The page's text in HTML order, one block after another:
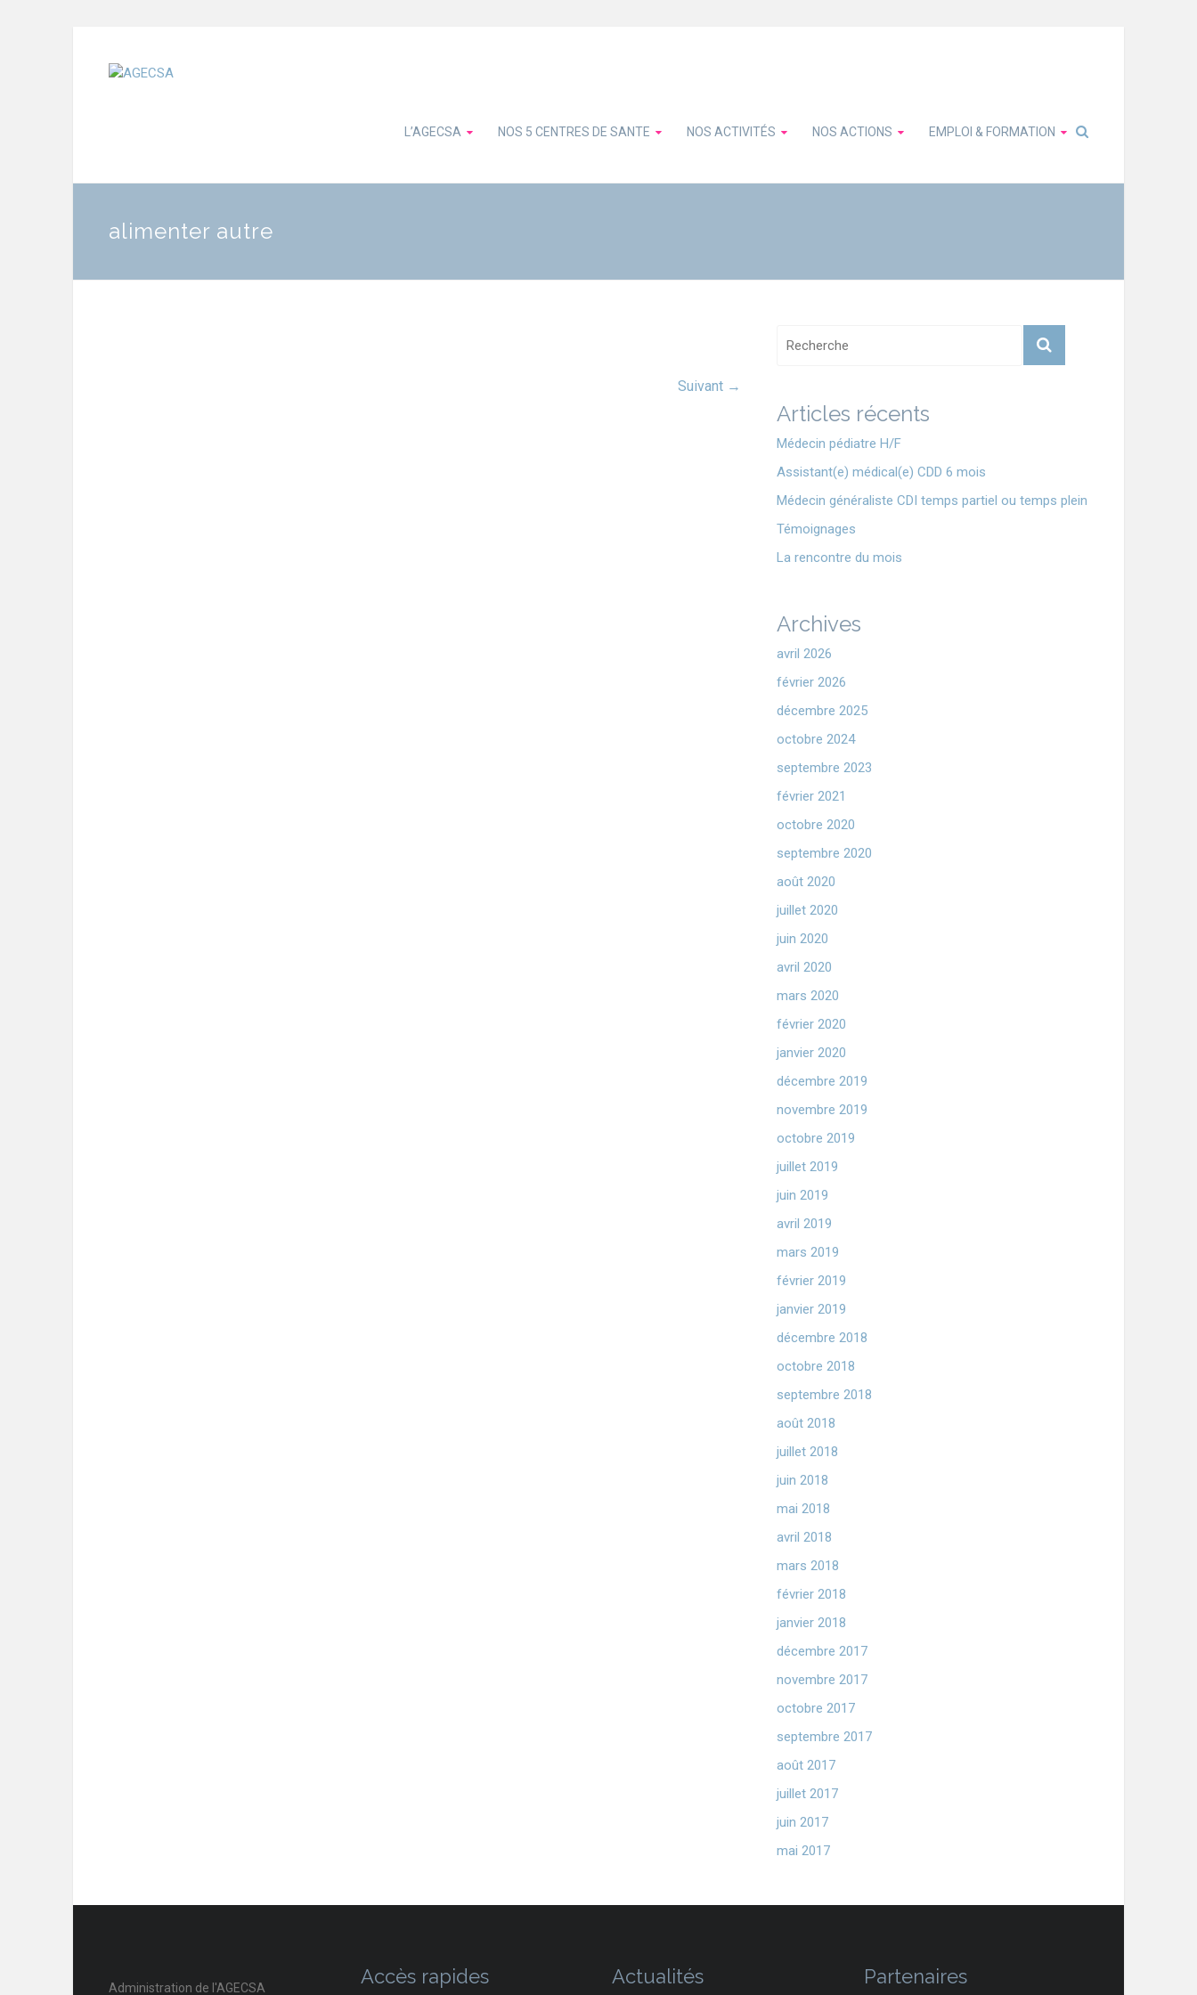
L’AGECSA NOS 5 CENTRES DE SANTE NOS ACTIVITÉS NOS ACTIONS EMPLOI & FORMATION
alimenter autre
Suivant →
Articles récents
Médecin pédiatre H/F
Assistant(e) médical(e) CDD 6 mois
Médecin généraliste CDI temps partiel ou temps plein
Témoignages
La rencontre du mois
Archives
avril 2026
février 2026
décembre 2025
octobre 2024
septembre 2023
février 2021
octobre 2020
septembre 2020
août 2020
juillet 2020
juin 2020
avril 2020
mars 2020
février 2020
janvier 2020
décembre 2019
novembre 2019
octobre 2019
juillet 2019
juin 2019
avril 2019
mars 2019
février 2019
janvier 2019
décembre 2018
octobre 2018
septembre 2018
août 2018
juillet 2018
juin 2018
mai 2018
avril 2018
mars 2018
février 2018
janvier 2018
décembre 2017
novembre 2017
octobre 2017
septembre 2017
août 2017
juillet 2017
juin 2017
mai 2017
Administration de l'AGECSA Accès rapides Actualités Partenaires